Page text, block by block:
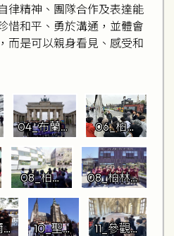
律精神、團隊合作及表達能
惜和平、勇於溝通，並體會
而是可以親身看見、感受和
04_布蘭登
堡門前大
合照
06_柏林
圍牆導賞
學習
08_柏林
自由大學
校園參觀
08_柏林自
由大學校園
參觀2
塔
10_聖維
11_參觀布